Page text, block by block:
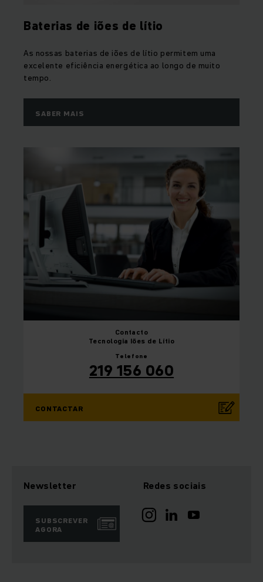
Baterias de iões de lítio
As nossas baterias de iões de lítio permitem uma
excelente eficiência energética ao longo de muito
tempo.
SABER MAIS
Contacto
Tecnologia Iões de Lítio
Telefone
219 156 060
CONTACTAR
Newsletter
SUBSCREVER
AGORA
Redes sociais